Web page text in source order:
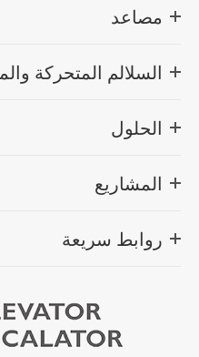
مصاعد
السلالم المتحركة
الحلول
المشاريع
روابط سريعة